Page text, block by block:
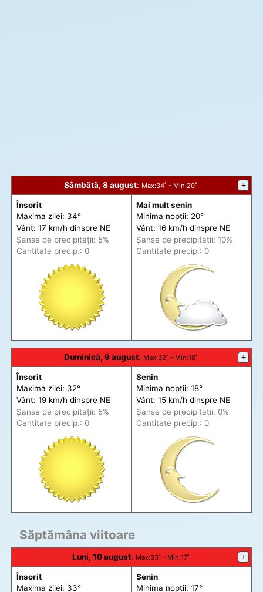
Sâmbătă, 8 august: Max:34˚ - Min:20˚ +
Însorit
Maxima zilei: 34°
Vânt: 17 km/h dinspre NE
Șanse de precipitații: 5%
Cantitate precip.: 0
Mai mult senin
Minima nopții: 20°
Vânt: 16 km/h dinspre NE
Șanse de precipitații: 10%
Cantitate precip.: 0
Duminică, 9 august: Max:32˚ - Min:18˚ +
Însorit
Maxima zilei: 32°
Vânt: 19 km/h dinspre NE
Șanse de precipitații: 5%
Cantitate precip.: 0
Senin
Minima nopții: 18°
Vânt: 15 km/h dinspre NE
Șanse de precipitații: 0%
Cantitate precip.: 0
Săptămâna viitoare
Luni, 10 august: Max:33˚ - Min:17˚ +
Însorit
Maxima zilei: 33°
Senin
Minima nopții: 17°